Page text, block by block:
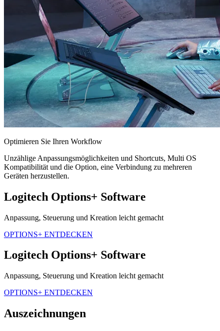
Optimieren Sie Ihren Workflow
Unzählige Anpassungsmöglichkeiten und Shortcuts, Multi OS
Kompatibilität und die Option, eine Verbindung zu mehreren
Geräten herzustellen.
Logitech Options+ Software
Anpassung, Steuerung und Kreation leicht gemacht
OPTIONS+ ENTDECKEN
Logitech Options+ Software
Anpassung, Steuerung und Kreation leicht gemacht
OPTIONS+ ENTDECKEN
Auszeichnungen